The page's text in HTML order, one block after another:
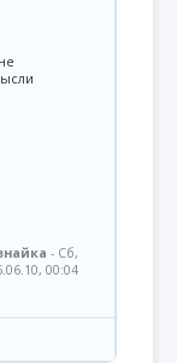
- Сб,
00:04